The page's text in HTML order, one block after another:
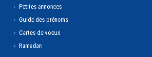
Petites annonces
Guide des prénoms
Cartes de voeux
Ramadan